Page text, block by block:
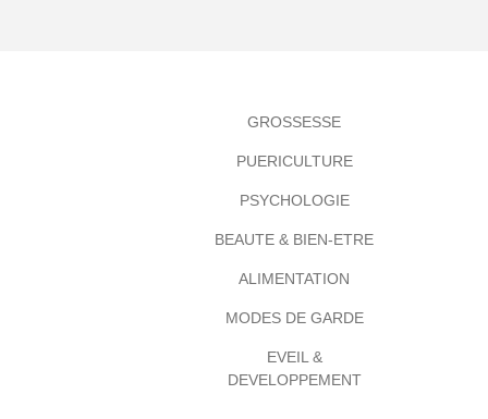
GROSSESSE
PUERICULTURE
PSYCHOLOGIE
BEAUTE & BIEN-ETRE
ALIMENTATION
MODES DE GARDE
EVEIL &
DEVELOPPEMENT